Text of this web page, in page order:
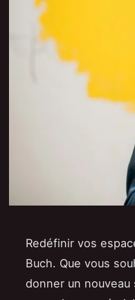
Redéfinir vos
Buch. Que vous
donner un